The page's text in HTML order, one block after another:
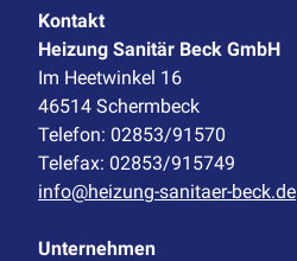
Kontakt
Heizung Sanitär Beck GmbH
Im Heetwinkel 16
46514 Schermbeck
Telefon: 02853/91570
Telefax: 02853/915749
info@heizung-sanitaer-beck.de
Unternehmen